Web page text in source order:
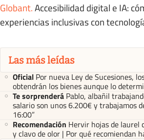
Globant.Accesibilidad digital e IA:
experiencias inclusivas con
Las más leídas
Oficial Por nueva Ley de Sucesiones,
obtendrán los bienes aunque lo
Te sorprenderá Pablo, albañil
salario son unos 6.200€ y trabajamos
16:00”
Recomendación Hervir hojas de laurel
y clavo de olor | Por qué recomiendan